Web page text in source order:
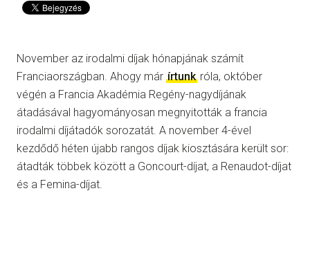
November az irodalmi díjak hónapjának számít
Franciaországban. Ahogy már írtunk róla, október
végén a Francia Akadémia Regény-nagydíjának
átadásával hagyományosan megnyitották a francia
irodalmi díjátadók sorozatát. A november 4-ével
kezdődő héten újabb rangos díjak kiosztására került sor:
átadták többek között a Goncourt-díjat, a Renaudot-díjat
és a Femina-díjat.